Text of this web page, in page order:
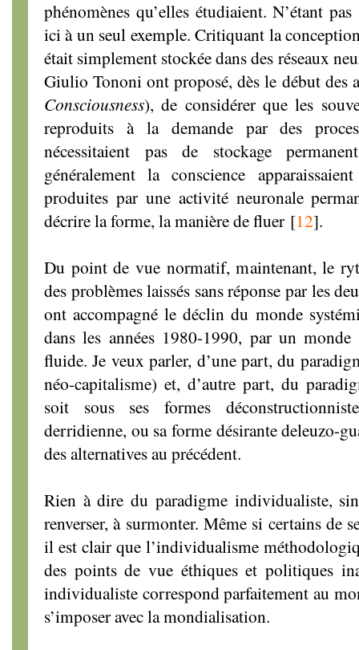
phénomènes qu’elles étudiaient. N’étant
ici à un seul exemple. Critiquant la
était simplement stockée dans des réseaux
Giulio Tononi ont proposé, dès le début des
Consciousness), de considérer que les
reproduits à la demande par des
nécessitaient pas de stockage
généralement la conscience
produites par une activité neuronale
décrire la forme, la manière de fluer [12].
Du point de vue normatif, maintenant, le
des problèmes laissés sans réponse par les
ont accompagné le déclin du monde
dans les années 1980-1990, par un
fluide. Je veux parler, d’une part, du
néo-capitalisme) et, d’autre part, du
soit sous ses formes
derridienne, ou sa forme désirante deleuzo-
des alternatives au précédent.
Rien à dire du paradigme individualiste,
renverser, à surmonter. Même si certains de
il est clair que l’individualisme
des points de vue éthiques et politiques
individualiste correspond parfaitement au
s’imposer avec la mondialisation.